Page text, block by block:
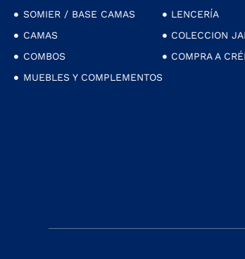
SOMIER / BASE CAMAS
CAMAS
COMBOS
MUEBLES Y COMPLEMENTOS
LENCERÍA
COLECCION
COMPRA A